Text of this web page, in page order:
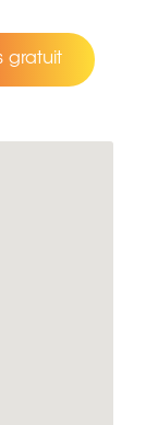
gratuit